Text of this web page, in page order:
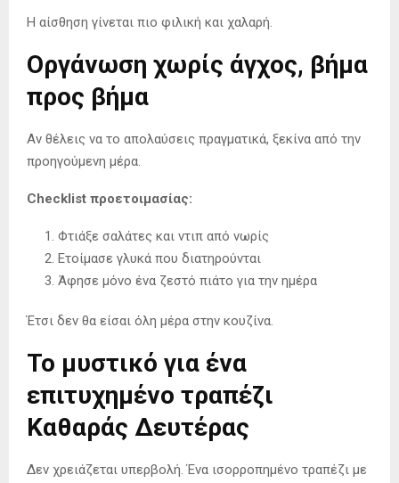
Η αίσθηση γίνεται πιο φιλική και χαλαρή.
Οργάνωση χωρίς άγχος, βήμα
προς βήμα
Αν θέλεις να το απολαύσεις πραγματικά, ξεκίνα από την
προηγούμενη μέρα.
Checklist προετοιμασίας:
Φτιάξε σαλάτες και ντιπ από νωρίς
Ετοίμασε γλυκά που διατηρούνται
Άφησε μόνο ένα ζεστό πιάτο για την ημέρα
Έτσι δεν θα είσαι όλη μέρα στην κουζίνα.
Το μυστικό για ένα
επιτυχημένο τραπέζι
Καθαράς Δευτέρας
Δεν χρειάζεται υπερβολή. Ένα ισορροπημένο τραπέζι με